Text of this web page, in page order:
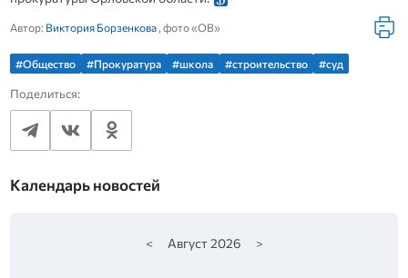
Автор: Виктория Борзенкова, фото «ОВ»
#Общество #Прокуратура #школа #строительство #суд
Поделиться:
Календарь новостей
< Август 2026 >